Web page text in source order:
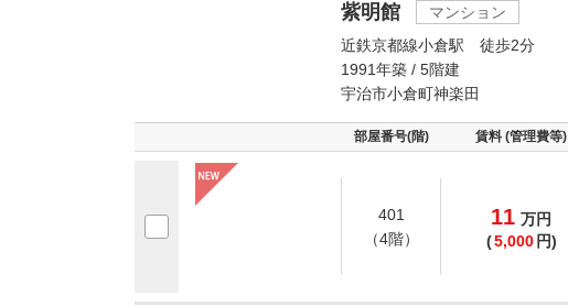
紫明館
マンション
近鉄京都線小倉駅 徒歩2分
1991年築 / 5階建
宇治市小倉町神楽田
部屋番号(階) 賃料 (管理費等)
401
（4階）
11 万円
(5,000 円)